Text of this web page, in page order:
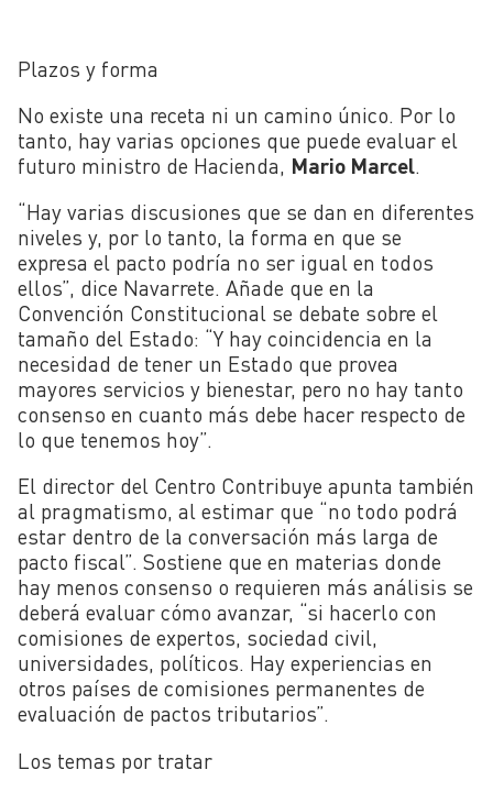
Plazos y forma
No existe una receta ni un camino único. Por lo
tanto, hay varias opciones que puede evaluar el
futuro ministro de Hacienda, Mario Marcel.
“Hay varias discusiones que se dan en diferentes
niveles y, por lo tanto, la forma en que se
expresa el pacto podría no ser igual en todos
ellos”, dice Navarrete. Añade que en la
Convención Constitucional se debate sobre el
tamaño del Estado: “Y hay coincidencia en la
necesidad de tener un Estado que provea
mayores servicios y bienestar, pero no hay tanto
consenso en cuanto más debe hacer respecto de
lo que tenemos hoy”.
El director del Centro Contribuye apunta también
al pragmatismo, al estimar que “no todo podrá
estar dentro de la conversación más larga de
pacto fiscal”. Sostiene que en materias donde
hay menos consenso o requieren más análisis se
deberá evaluar cómo avanzar, “si hacerlo con
comisiones de expertos, sociedad civil,
universidades, políticos. Hay experiencias en
otros países de comisiones permanentes de
evaluación de pactos tributarios”.
Los temas por tratar